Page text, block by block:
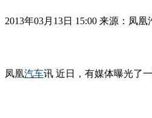
2013年03月13日 15:00 来源：凤凰
凤凰汽车讯 近日，有媒体曝光了